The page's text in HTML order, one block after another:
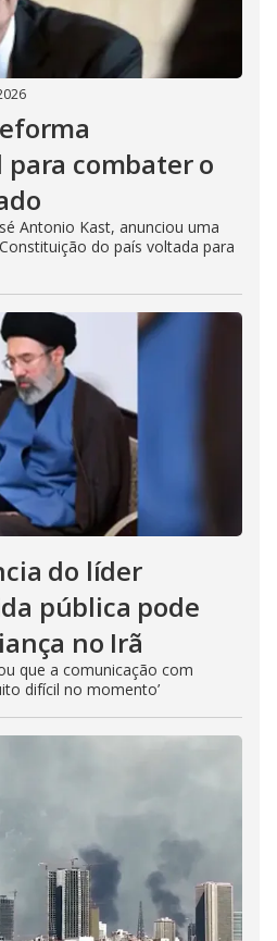
combater o
Antonio Kast, anunciou uma
do país voltada para
do líder
pública pode
no Irã
que a comunicação com
difícil no momento’